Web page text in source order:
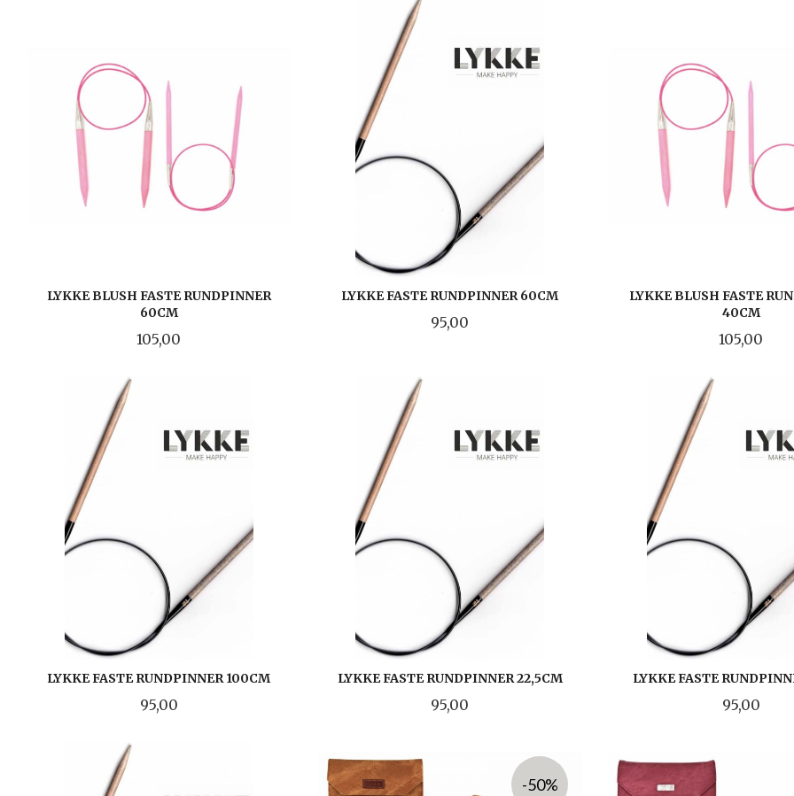
LYKKE BLUSH FASTE RUNDPINNER
60CM
Pris
105,00
LYKKE FASTE RUNDPINNER 60CM
Pris
95,00
LYKKE BLUSH FASTE
40CM
Pris
105,00
LYKKE FASTE RUNDPINNER 100CM
Pris
95,00
LYKKE FASTE RUNDPINNER 22,5CM
Pris
95,00
LYKKE FASTE
Pris
95,00
-50%